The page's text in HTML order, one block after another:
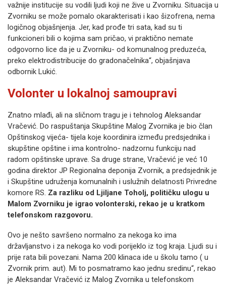
važnije institucije su vodili ljudi koji ne žive u Zvorniku. Situacija u
Zvorniku se može pomalo okarakterisati i kao šizofrena, nema
logičnog objašnjenja. Jer, kad prođe tri sata, kad su ti
funkcioneri bili o kojima sam pričao, vi praktično nemate
odgovorno lice da je u Zvorniku- od komunalnog preduzeća,
preko elektrodistribucije do gradonačelnika“, objašnjava
odbornik Lukić.
Volonter u lokalnoj samoupravi
Znatno mlađi, ali na sličnom tragu je i tehnolog Aleksandar
Vračević. Do raspuštanja Skupštine Malog Zvornika je bio član
Opštinskog vijeća- tijela koje koordinira između predsjednika i
skupštine opštine i ima kontrolno- nadzornu funkciju nad
radom opštinske uprave. Sa druge strane, Vračević je već 10
godina direktor JP Regionalna deponija Zvornik, a predsjednik je
i Skupštine udruženja komunalnih i uslužnih delatnosti Privredne
komore RS. Za razliku od Ljiljane Toholj, političku ulogu u
Malom Zvorniku je igrao volonterski, rekao je u kratkom
telefonskom razgovoru.
Ovo je nešto savršeno normalno za nekoga ko ima
državljanstvo i za nekoga ko vodi porijeklo iz tog kraja. Ljudi su i
prije rata bili povezani. Nama 200 klinaca ide u školu tamo ( u
Zvornik prim. aut). Mi to posmatramo kao jednu sredinu“, rekao
je Aleksandar Vračević iz Malog Zvornika u telefonskom